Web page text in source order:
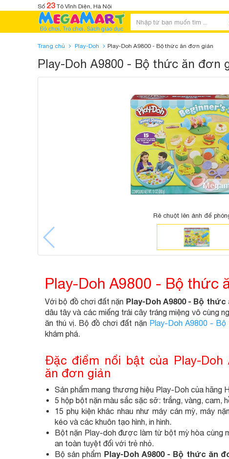
Số 23 Tô Vĩnh Diện, Hà Nội
Trang chủ Play-Doh Play-Doh A9800 - Bộ thức ăn đơn giản
Play-Doh A9800 - Bộ thức ăn đơn
Rê chuột lên ảnh để
Play-Doh A9800 - Bộ thức
Với bộ đồ chơi đất nặn Play-Doh A9800 - Bộ
dâu tây và các miếng trái cây tráng miệng vô cùng
ăn thú vị. Bộ đồ chơi đất nặn Play-Doh A9800 -
khám phá.
Đặc điểm nổi bật của Play-Doh
ăn đơn giản
Sản phẩm mang thương hiệu Play-Doh của hãng
5 hộp bột nặn màu sắc sặc sỡ: trắng, vàng, cam,
15 phụ kiện khác nhau như máy cán mỳ, máy
kéo và các khuôn tạo hình, in hình.
Bột nặn Play-doh được làm từ bột mỳ hòa cùng
an toàn tuyệt đối với trẻ nhỏ.
Bộ sản phẩm Play-Doh A9800 - Bộ thức ăn